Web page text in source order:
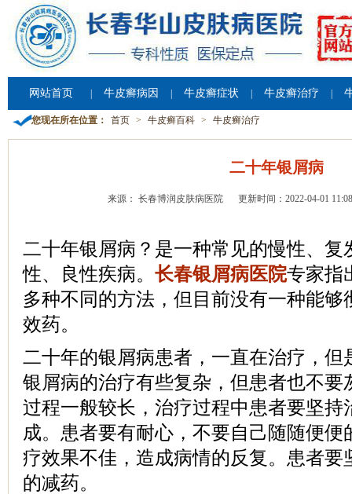
网站首页 牛皮癣病因 牛皮癣症状 牛皮癣治疗
您现在所在位置： 首页 > 牛皮癣百科 > 牛皮癣治疗
二十年银屑病
来源： 长春博润皮肤病医院 更新时间：2022-04-01
二十年银屑病？是一种常见的慢性、复
性、良性疾病。 长春银屑病医院专家指
多种不同的方法，但目前没有一种能够
效药。
二十年的银屑病患者，一直在治疗，但
银屑病的治疗有些复杂，但患者也不要
过程一般较长，治疗过程中患者要坚持
成。患者要有耐心，不要自己随随便便
疗效果不佳，造成病情的反复。患者要
的减药。